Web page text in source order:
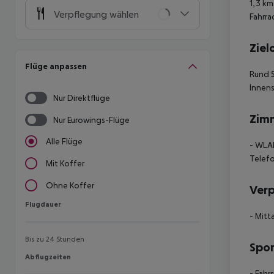
Verpflegung wählen
Flüge anpassen
Nur Direktflüge
Nur Eurowings-Flüge
Alle Flüge
Mit Koffer
Ohne Koffer
Flugdauer
Flugdauer
Bis zu 24 Stunden
Abflugzeiten
Abflugzeiten
1,3
Rund
-
-